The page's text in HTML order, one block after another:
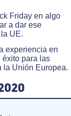
Friday en algo
a dar ese
UE.
experiencia en
éxito para las
la Unión Europea.